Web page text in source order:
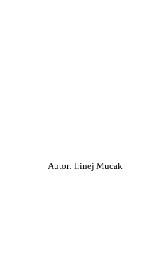
Autor: Irinej Mucak